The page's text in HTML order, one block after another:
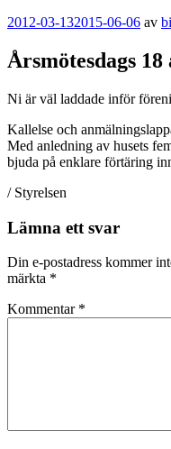
Publicerat
2012-03-132015-06-06 av
Årsmötesdags
Ni är väl laddade inför
Kallelse och
Med anledning av husets
bjuda på enklare förtäring
/ Styrelsen
Lämna ett svar
Din e-postadress kommer
märkta *
Kommentar *